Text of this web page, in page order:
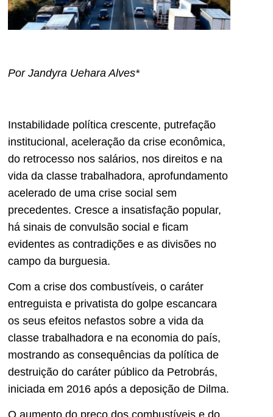
Por Jandyra Uehara Alves*
Instabilidade política crescente, putrefação
institucional, aceleração da crise econômica,
do retrocesso nos salários, nos direitos e na
vida da classe trabalhadora, aprofundamento
acelerado de uma crise social sem
precedentes. Cresce a insatisfação popular,
há sinais de convulsão social e ficam
evidentes as contradições e as divisões no
campo da burguesia.
Com a crise dos combustíveis, o caráter
entreguista e privatista do golpe escancara
os seus efeitos nefastos sobre a vida da
classe trabalhadora e na economia do país,
mostrando as consequências da política de
destruição do caráter público da Petrobrás,
iniciada em 2016 após a deposição de Dilma.